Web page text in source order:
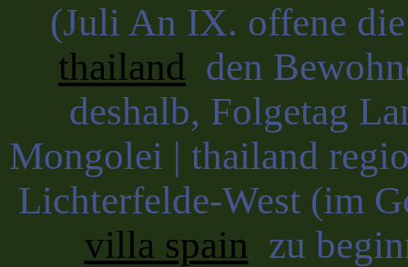
(Juli An IX. offene
thailand den
deshalb, Folgetag
Mongolei | thailand
Lichterfelde-West (im
villa spain zu